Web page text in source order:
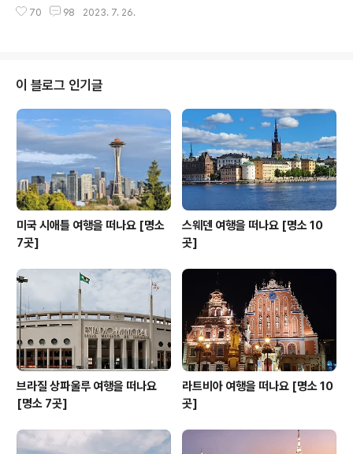
스카 빙하 크루즈' 일정 ④ 알래스카 대표 기항지 주노,싯
르 핵심일정 여행[7박9일])로 상세히 알아보겠습니다. 아
트 ① 이동 시간 단축과 편안한 이동을 위한 국내선 3회 탑
승 ② 전 일정 5성 호텔 숙박 ③ 인도 유네스코 세계문화유
산 관광 ④ 우다이푸르 케이블카 관광 & 하이티(High Te
a) 체험 ⑤ 자연스럽게 사라지는 멘디 아트, 헤나 체험 ⑥
갠지스강 일출 보팅시 디아(꽃불) 제공 ⑦ 바라나시에서의
달달한 짜이..
70 98 2023. 7. 26.
이 블로그 인기글
미국 시애틀 여행을 떠나요 [명소
7곳]
스웨덴 여행을 떠나요 [명소 10
곳]
브라질 상파울루 여행을 떠나요
[명소 7곳]
라트비아 여행을 떠나요 [명소 10
곳]